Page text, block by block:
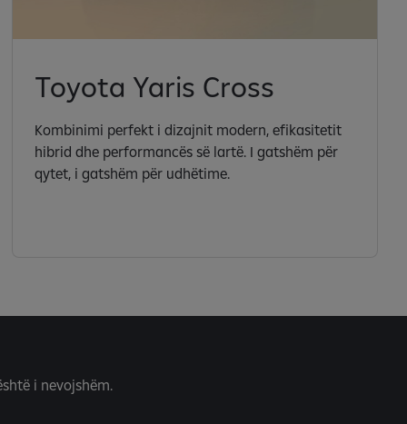
Toyota Yaris Cross
Kombinimi perfekt i dizajnit modern, efikasitetit
hibrid dhe performancës së lartë. I gatshëm për
qytet, i gatshëm për udhëtime.
i nevojshëm.